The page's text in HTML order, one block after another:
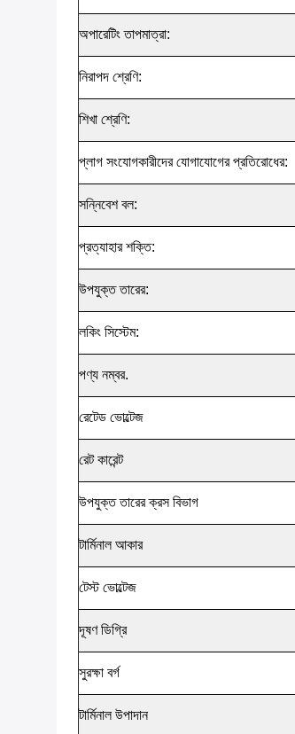
অপারেটিং তাপমাত্রা:
নিরাপদ শ্রেণি:
শিখা শ্রেণি:
প্লাগ সংযোগকারীদের যোগাযোগের প্রতিরোধের:
সন্নিবেশ বল:
প্রত্যাহার শক্তি:
উপযুক্ত তারের:
লকিং সিস্টেম:
পণ্য নম্বর.
রেটেড ভোল্টেজ
রেট কারেন্ট
উপযুক্ত তারের ক্রস বিভাগ
টার্মিনাল আকার
টেস্ট ভোল্টেজ
দূষণ ডিগ্রি
সুরক্ষা বর্গ
টার্মিনাল উপাদান